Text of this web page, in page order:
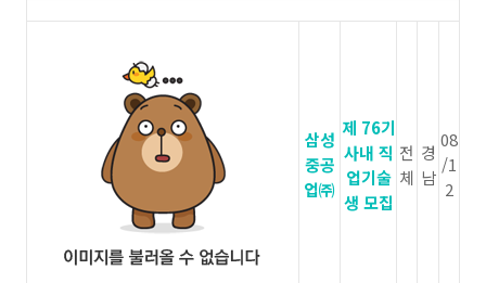
삼성
중공
업㈜
제 76기
사내 직
업기술
생 모집
전
체
경
남
08
/1
2